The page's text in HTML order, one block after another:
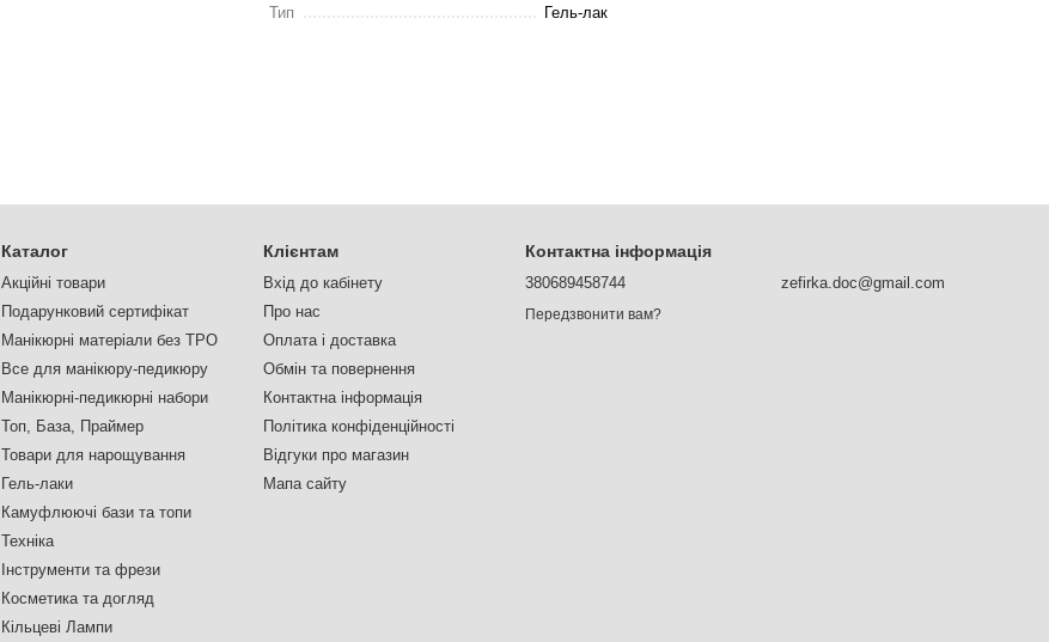
Тип Гель-лак
Каталог
Акційні товари
Подарунковий сертифікат
Манікюрні матеріали без TPO
Все для манікюру-педикюру
Манікюрні-педикюрні набори
Топ, База, Праймер
Товари для нарощування
Гель-лаки
Камуфлюючі бази та топи
Техніка
Інструменти та фрези
Косметика та догляд
Кільцеві Лампи
Клієнтам
Вхід до кабінету
Про нас
Оплата і доставка
Обмін та повернення
Контактна інформація
Політика конфіденційності
Відгуки про магазин
Мапа сайту
Контактна інформація
380689458744
Передзвонити вам?
zefirka.doc@gmail.com